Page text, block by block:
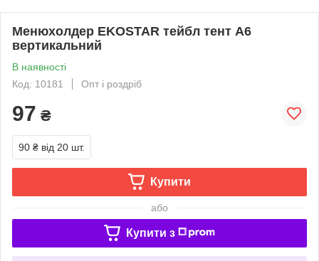
Менюхолдер EKOSTAR тейбл тент А6
вертикальний
В наявності
Код: 10181
Опт і роздріб
97 ₴
90 ₴ від 20 шт.
Купити
або
Купити з